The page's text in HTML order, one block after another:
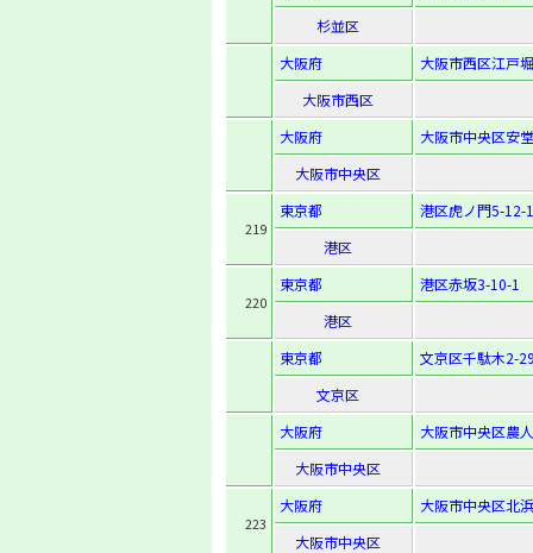
杉並区
大阪府
大阪市西区江戸
大阪市西区
大阪府
大阪市中央区安
大阪市中央区
219
東京都
港区虎ノ門5-12-
港区
220
東京都
港区赤坂3-10-1
港区
東京都
文京区千駄木2-
文京区
大阪府
大阪市中央区農
大阪市中央区
223
大阪府
大阪市中央区北
大阪市中央区